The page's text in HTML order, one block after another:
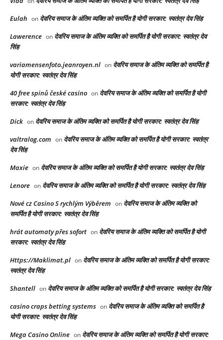
Eulah on देवरिय समाज के अंतिम व्यक्ति को समर्पित है योगी सरकार: स्वतंत्र देव सिंह
Lawerence on देवरिय समाज के अंतिम व्यक्ति को समर्पित है योगी सरकार: स्वतंत्र देव
सिंह
variamensenfoto.jeanroyen.nl on देवरिय समाज के अंतिम व्यक्ति को समर्पित है
योगी सरकार: स्वतंत्र देव सिंह
40 free spinů české casino on देवरिय समाज के अंतिम व्यक्ति को समर्पित है योगी
सरकार: स्वतंत्र देव सिंह
Dick on देवरिय समाज के अंतिम व्यक्ति को समर्पित है योगी सरकार: स्वतंत्र देव सिंह
valtralog.com on देवरिय समाज के अंतिम व्यक्ति को समर्पित है योगी सरकार: स्वतंत्र
देव सिंह
Maxie on देवरिय समाज के अंतिम व्यक्ति को समर्पित है योगी सरकार: स्वतंत्र देव सिंह
Lenore on देवरिय समाज के अंतिम व्यक्ति को समर्पित है योगी सरकार: स्वतंत्र देव सिंह
Nové cz Casino S rychlým Výběrem on देवरिय समाज के अंतिम व्यक्ति को
समर्पित है योगी सरकार: स्वतंत्र देव सिंह
hrát automaty přes sofort on देवरिय समाज के अंतिम व्यक्ति को समर्पित है योगी
सरकार: स्वतंत्र देव सिंह
Https://Maklimat.pl on देवरिय समाज के अंतिम व्यक्ति को समर्पित है योगी सरकार:
स्वतंत्र देव सिंह
Shantell on देवरिय समाज के अंतिम व्यक्ति को समर्पित है योगी सरकार: स्वतंत्र देव सिंह
casino craps betting systems on देवरिय समाज के अंतिम व्यक्ति को समर्पित है
योगी सरकार: स्वतंत्र देव सिंह
Mega Casino Online on देवरिय समाज के अंतिम व्यक्ति को समर्पित है योगी सरकार: